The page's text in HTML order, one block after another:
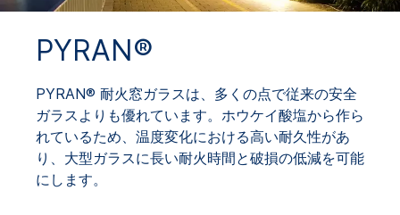
PYRAN®
PYRAN® 耐火窓ガラスは、多くの点で従来の安全
ガラスよりも優れています。ホウケイ酸塩から作ら
れているため、温度変化における高い耐久性があ
り、大型ガラスに長い耐火時間と破損の低減を可能
にします。